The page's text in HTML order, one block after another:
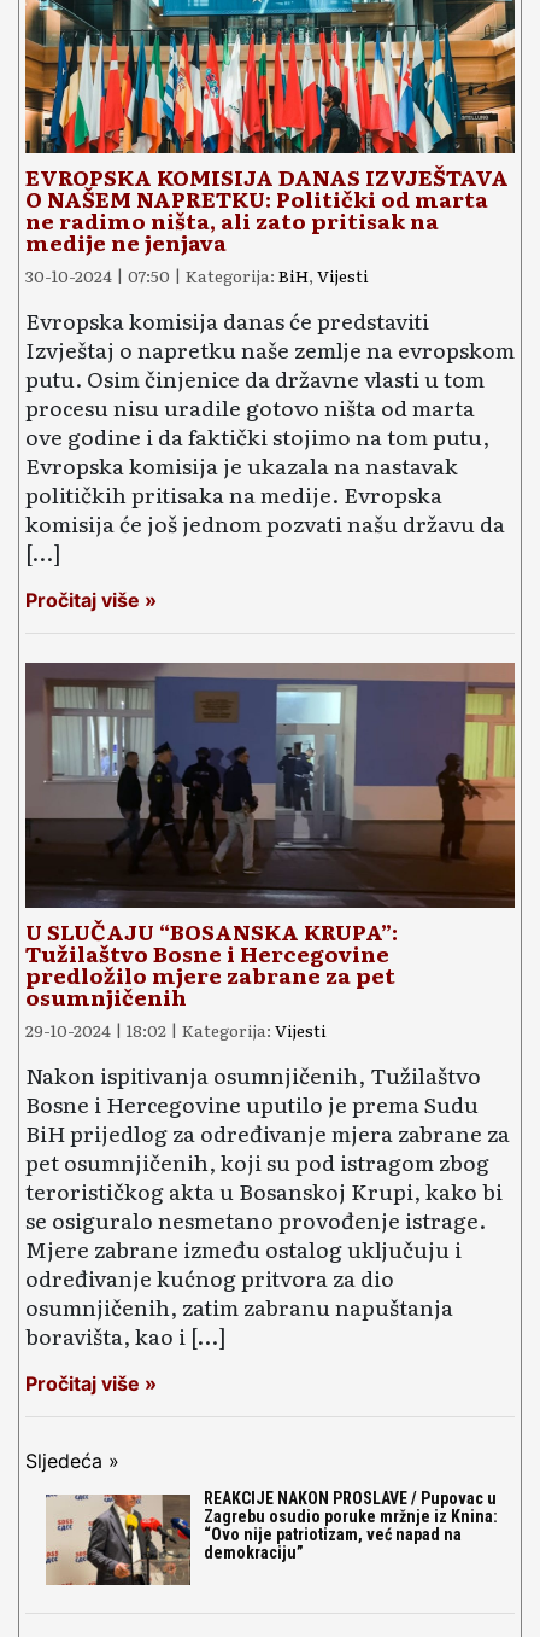
EVROPSKA KOMISIJA DANAS IZVJEŠTAVA
O NAŠEM NAPRETKU: Politički od marta
ne radimo ništa, ali zato pritisak na
medije ne jenjava
30-10-2024 | 07:50 | Kategorija: BiH, Vijesti
Evropska komisija danas će predstaviti
Izvještaj o napretku naše zemlje na evropskom
putu. Osim činjenice da državne vlasti u tom
procesu nisu uradile gotovo ništa od marta
ove godine i da faktički stojimo na tom putu,
Evropska komisija je ukazala na nastavak
političkih pritisaka na medije. Evropska
komisija će još jednom pozvati našu državu da
[…]
Pročitaj više »
U SLUČAJU “BOSANSKA KRUPA”:
Tužilaštvo Bosne i Hercegovine
predložilo mjere zabrane za pet
osumnjičenih
29-10-2024 | 18:02 | Kategorija: Vijesti
Nakon ispitivanja osumnjičenih, Tužilaštvo
Bosne i Hercegovine uputilo je prema Sudu
BiH prijedlog za određivanje mjera zabrane za
pet osumnjičenih, koji su pod istragom zbog
terorističkog akta u Bosanskoj Krupi, kako bi
se osiguralo nesmetano provođenje istrage.
Mjere zabrane između ostalog uključuju i
određivanje kućnog pritvora za dio
osumnjičenih, zatim zabranu napuštanja
boravišta, kao i […]
Pročitaj više »
Sljedeća »
REAKCIJE NAKON PROSLAVE / Pupovac u
Zagrebu osudio poruke mržnje iz Knina:
“Ovo nije patriotizam, već napad na
demokraciju”